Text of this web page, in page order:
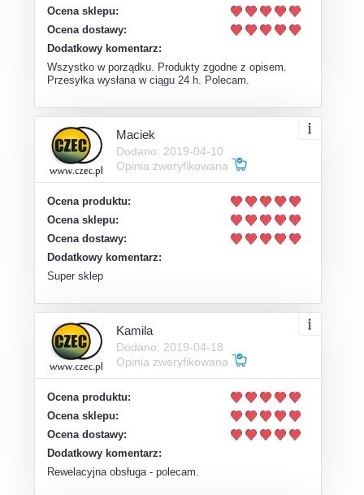
Ocena sklepu:
Ocena dostawy:
Dodatkowy komentarz:
Wszystko w porządku. Produkty zgodne z opisem.
Przesyłka wysłana w ciągu 24 h. Polecam.
Maciek
Dodano: 2019-04-10
Opinia zweryfikowana
Ocena produktu:
Ocena sklepu:
Ocena dostawy:
Dodatkowy komentarz:
Super sklep
Kamila
Dodano: 2019-04-18
Opinia zweryfikowana
Ocena produktu:
Ocena sklepu:
Ocena dostawy:
Dodatkowy komentarz:
Rewelacyjna obsługa - polecam.